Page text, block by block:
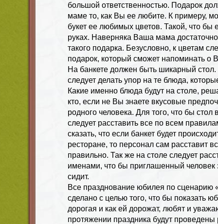
большой ответственностью. Подарок
маме то, как Вы ее любите. К примеру,
букет ее любимых цветов. Такой, что бы
руках. Наверняка Ваша мама
такого подарка. Безусловно, к цветам
подарок, который сможет напоминать о
На банкете должен быть шикарный
следует делать упор на те блюда,
Какие именно блюда будут на столе,
кто, если не Вы знаете вкусовые
родного человека. Для того, что бы
следует расставить все по всем
сказать, что если банкет будет
ресторане, то персонал сам расставит
правильно. Так же на столе следует
именами, что бы приглашенный человек
сидит.
Все празднование юбилея по сценарию
сделано с целью того, что бы показать
дорогая и как ей дорожат, любят и
протяжении праздника будут проведены